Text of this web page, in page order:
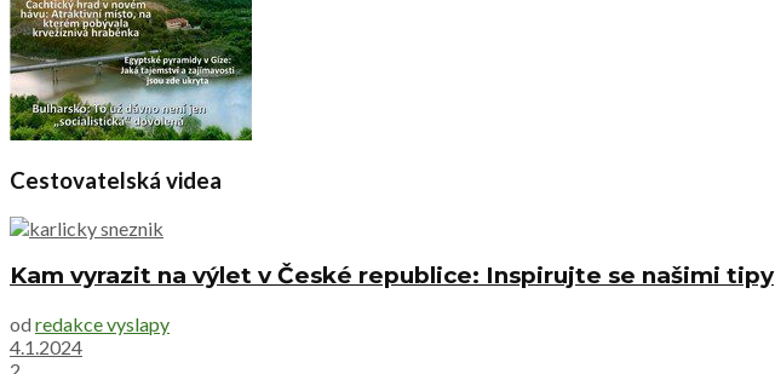
Cestovatelská videa
Kam vyrazit na výlet v České republice: Inspirujte se našimi tipy
od redakce vyslapy
4.1.2024